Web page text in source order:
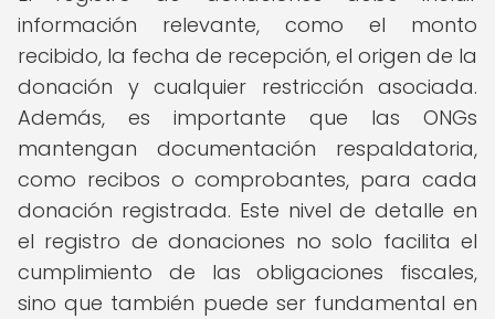
información relevante, como el monto
recibido, la fecha de recepción, el origen de la
donación y cualquier restricción asociada.
Además, es importante que las ONGs
mantengan documentación respaldatoria,
como recibos o comprobantes, para cada
donación registrada. Este nivel de detalle en
el registro de donaciones no solo facilita el
cumplimiento de las obligaciones fiscales,
sino que también puede ser fundamental en